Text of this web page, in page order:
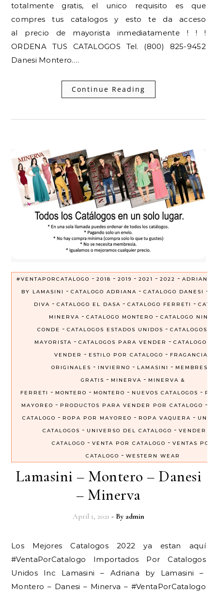
totalmente gratis, el unico requisito es que
compres tus catalogos y esto te da acceso
al precio de mayorista inmediatamente ! ! !
ORDENA TUS CATALOGOS Tel. (800) 825-9452
Danesi Montero.…
Continue Reading
#VENTAPORCATALOGO - 2018 - 2019 - 2021 - 2022 - ADRIANA
BY LAMASINI - CATALOGO ADRIANA - CATALOGO DANESI -
DIVA - CATALOGO EL DASA - CATALOGO FERRETI -
MINERVA - CATALOGO MONTERO - CATALOGO NINEL
CONDE
- CATALOGOS ESTADOS UNIDOS - CATALOGOS
MAYORISTA - CATALOGOS PARA VENDER - CATALOGOS
VENDER
- ESTILO POR CATALOGO - FRAGANCIAS
ORIGINALES - INVIERNO - LAMASINI - MEMBRESIA
GRATIS - MINERVA - MINERVA &
FERRETI
- MONTERO - MONTERO - NUEVOS CATALOGOS -
MAYOREO - PRODUCTOS PARA VENDER POR CATALOGO -
CATALOGO - ROPA POR MAYOREO - ROPA VAQUERA -
CATALOGOS - UNIVERSO DEL CATALOGO - VENDER
CATALOGO - VENTA POR CATALOGO - VENTAS POR
CATALOGO - WESTERN WEAR
Lamasini – Montero – Danesi
– Minerva
April 1, 2021 - By admin
Los Mejores Catalogos 2022 ya estan aquí
#VentaPorCatalogo Importados Por Catalogos
Unidos Inc Lamasini – Adriana by Lamasini –
Montero – Danesi – Minerva – #VentaPorCatalogo